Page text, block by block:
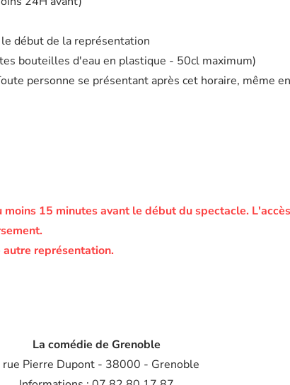
début de la représentation
bouteilles d'eau en plastique - 50cl maximum)
personne se présentant après cet horaire, même
15 minutes avant le début du spectacle.
représentation.
La comédie de Grenoble
rue Pierre Dupont - 38000 - Grenoble